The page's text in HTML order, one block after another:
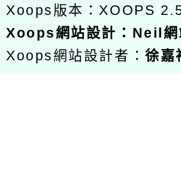
Xoops版本：XOOPS
Xoops網站設計 ： Neil網
Xoops網站設計者：徐